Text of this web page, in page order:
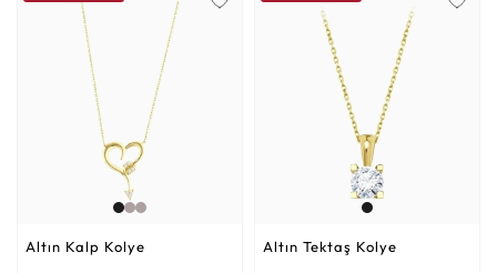
Altın Kalp Kolye Altın Tektaş Kolye